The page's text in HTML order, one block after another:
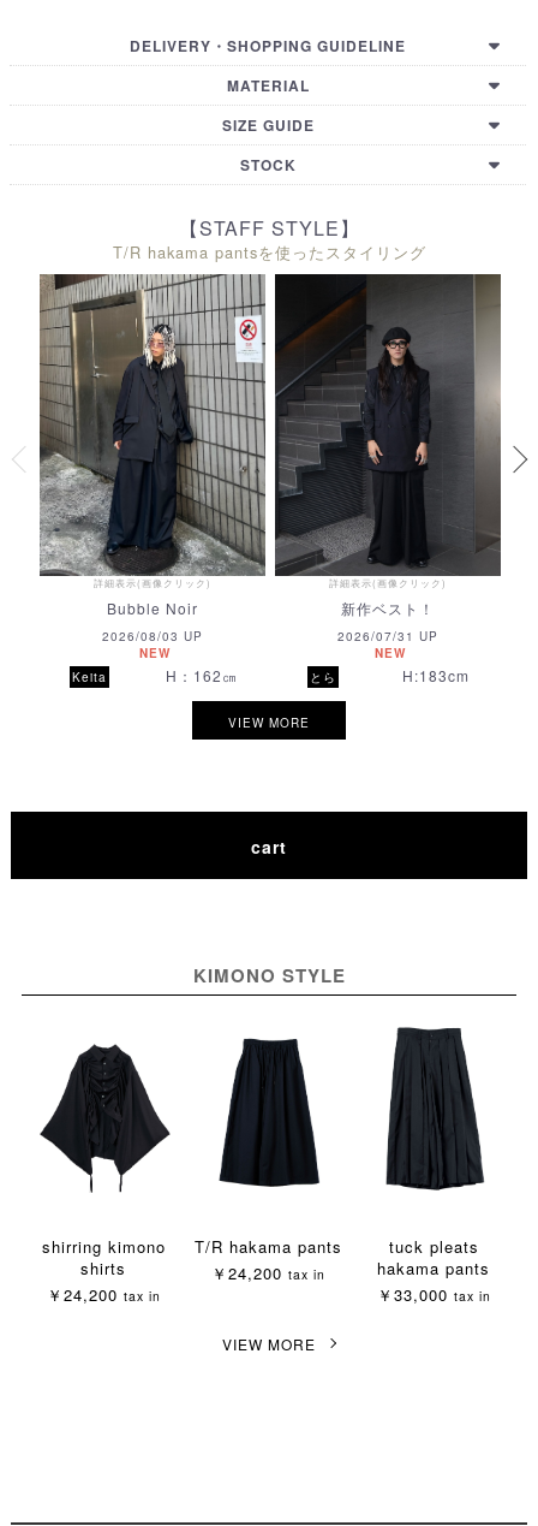
DELIVERY・SHOPPING GUIDELINE
【国内配送・お支払い・諸注意】
【国际配送・支付方式・购买须知】
【GUIDELINE (EN)】
【International Shipping Country List】
MATERIAL
SIZE GUIDE
76㎝ 114㎝ 92㎝ 30㎝
80㎝
HIP
118㎝
TOTAL LENGTH
102㎝
WAIST
122㎝ 110㎝
STOCK
OSAKA KYOTO HIROSHIMA FUKUOKA
〇
取置きする
〇
取置きする
〇
取置きする
〇
取置きする 取置きする
〇
取置きする
〇
取置きする
〇
取置きする
〇
取置きする
〇
取置きする
3
〇
取置きする
〇
取置きする
〇
取置きする
〇
取置きする
【STAFF STYLE】
T/R hakama pantsを使ったスタイリング
詳細表示(画像クリック)
Bubble Noir
2026/08/03 UP
NEW
Keita
H：162㎝
詳細表示(画像クリック)
新作ベスト！
2026/07/31 UP
NEW
とら
H:183cm
VIEW MORE
cart
KIMONO STYLE
shirring kimono
shirts
￥24,200 tax in
T/R hakama pants
￥24,200tax in
tuck pleats
hakama pants
￥33,000 tax in
VIEW MORE